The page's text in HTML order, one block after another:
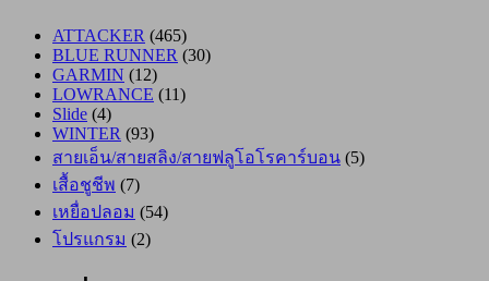
ATTACKER (465)
BLUE RUNNER (30)
GARMIN (12)
LOWRANCE (11)
Slide (4)
WINTER (93)
สายเอ็น/สายสลิง/สายฟลูโอโรคาร์บอน (5)
เสื้อชูชีพ (7)
เหยื่อปลอม (54)
โปรแกรม (2)